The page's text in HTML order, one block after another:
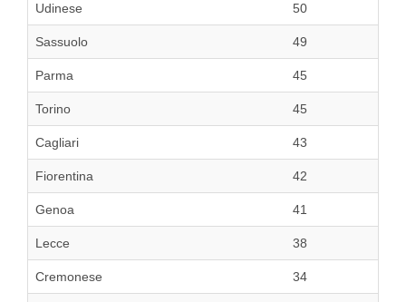
Udinese 50
Sassuolo 49
Parma 45
Torino 45
Cagliari 43
Fiorentina 42
Genoa 41
Lecce 38
Cremonese 34